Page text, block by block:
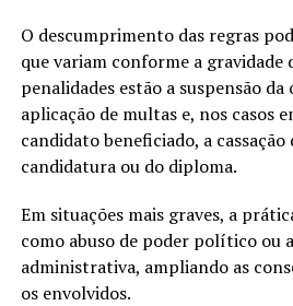
O descumprimento das regras
que variam conforme a gravidade
penalidades estão a suspensão
aplicação de multas e, nos casos
candidato beneficiado, a
candidatura ou do diploma.
Em situações mais graves, a
como abuso de poder político ou
administrativa, ampliando as
os envolvidos.